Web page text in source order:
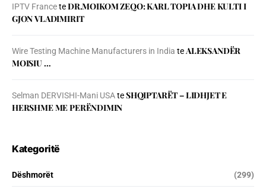
IPTV FranceteDR.MOIKOM ZEQO: KARL TOPIA DHE KULTI I
GJON VLADIMIRIT
Wire Testing Machine Manufacturers in India teALEKSANDËR
MOISIU …
Selman DERVISHI-Mani USAteSHQIPTARËT – LIDHJET E
HERSHME ME PERËNDIMIN
Kategoritë
Dëshmorët (299)